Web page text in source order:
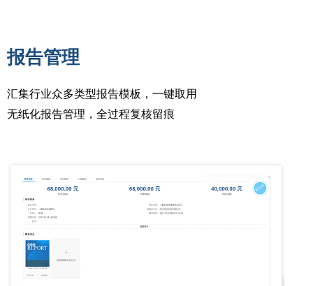
报告管理
汇集行业众多类型报告模板，一键取用
无纸化报告管理，全过程复核留痕